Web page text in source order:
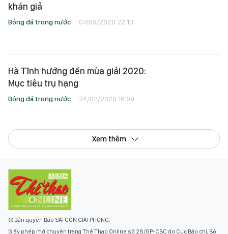
khán giả
Bóng đá trong nước 07/09/2020 22:13
Hà Tĩnh hướng đến mùa giải 2020:
Mục tiêu trụ hạng
Bóng đá trong nước 24/02/2020 16:09
Xem thêm
© Bản quyền Báo SÀI GÒN GIẢI PHÓNG.
Giấy phép mở chuyên trang Thể Thao Online số 28/GP-CBC do Cục Báo chí, Bộ